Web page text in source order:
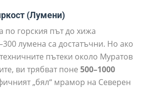
(Лумени)
по горския път до хижа
лумена са достатъчни. Но ако
пътеки около Муратов
ви трябват поне 500–1000
„бял“ мрамор на Северен